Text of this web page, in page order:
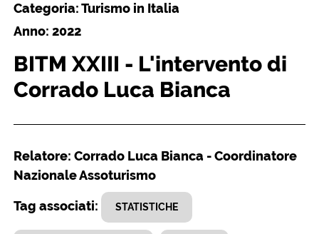
Categoria: Turismo in Italia
Anno: 2022
BITM XXIII - L'intervento di
Corrado Luca Bianca
Relatore: Corrado Luca Bianca - Coordinatore
Nazionale Assoturismo
Tag associati: STATISTICHE